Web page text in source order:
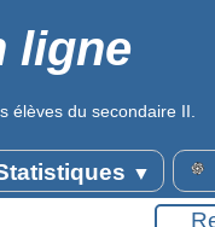
ligne
élèves du secondaire II.
▼